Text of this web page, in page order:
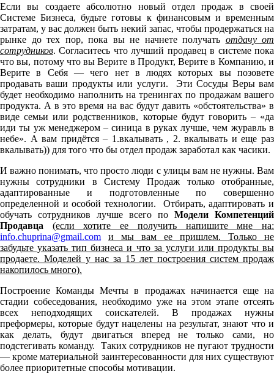
Если вы создаете абсолютно новый отдел продаж в своей
Системе Бизнеса, будьте готовы к финансовым и временным
затратам, у вас должен быть некий запас, чтобы продержаться на
рынке до тех пор, пока вы не начнете получать отдачу от
сотрудников. Согласитесь что лучший продавец в системе пока
что вы, потому что вы Верите в Продукт, Верите в Компанию, и
Верите в Себя — чего нет в людях которых вы позовете
продавать ваши продукты или услуги. Эти Сосуды Веры вам
будет необходимо наполнить на тренингах по продажам вашего
продукта. А в это время на вас будут давить «обстоятельства» в
виде семьи или родственников, которые будут говорить – «да
иди ты уж менеджером – синица в руках лучше, чем журавль в
небе». А вам придётся – 1.вкалывать , 2. вкалывать и еще раз
вкалывать)) для того что бы отдел продаж заработал как часики.
И важно понимать, что просто люди с улицы вам не нужны. Вам
нужны сотрудники в Систему Продаж только отобранные,
адаптированные и подготовленные по совершенно
определенной и особой технологии. Отбирать, адаптировать и
обучать сотрудников лучше всего по Модели Компетенций
Продавца
(если хотите ее получить напишите мне на:
info.chuprina@gmail.com
и мы вам ее пришлем. Только не
забудьте указать тип бизнеса и что за услуги или продукты вы
продаете. Моделей у нас за 15 лет построения систем продаж
накопилось много).
Построение Команды Мечты в продажах начинается еще на
стадии собеседования, необходимо уже на этом этапе отсеять
всех неподходящих соискателей. В продажах нужны
преформеры, которые будут нацелены на результат, знают что и
как делать, будут двигаться вперед не только сами, но
подстегивать команду. Таких сотрудников не пугают трудности
— кроме материальной заинтересованности для них существуют
более приоритетные способы мотивации.